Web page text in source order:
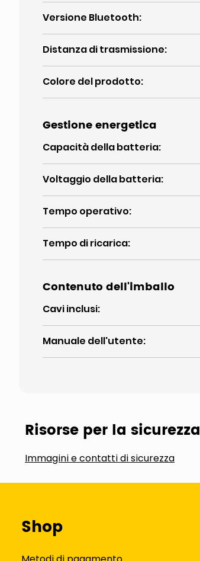
Versione Bluetooth:
Distanza di trasmissione:
Colore del prodotto:
Gestione energetica
Capacità della batteria:
Voltaggio della batteria:
Tempo operativo:
Tempo di ricarica:
Contenuto dell'imballo
Cavi inclusi:
Manuale dell'utente:
Risorse per la sicurezza
Immagini e contatti di sicurezza
Shop